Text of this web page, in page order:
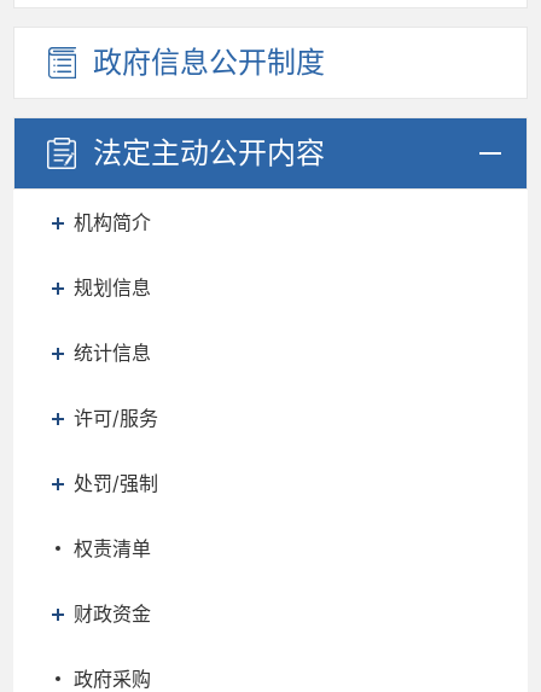
政府信息公开制度
法定主动公开内容
机构简介
规划信息
统计信息
许可/服务
处罚/强制
权责清单
财政资金
政府采购